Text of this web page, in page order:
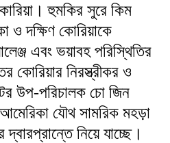
হুমকির সুরে কিম
ও দক্ষিণ কোরিয়াকে
এবং ভয়াবহ পরিস্থিতির
কোরিয়ার নিরস্ত্রীকর ও
উপ-পরিচালক চো জিন
যৌথ সামরিক মহড়া
নিয়ে যাচ্ছে।